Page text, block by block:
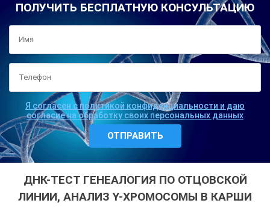
ПОЛУЧИТЬ БЕСПЛАТНУЮ КОНСУЛЬТАЦИЮ
Я согласен с политикой конфиденциальности и даю
согласие на обработку своих персональных данных
ДНК-ТЕСТ ГЕНЕАЛОГИЯ ПО ОТЦОВСКОЙ
ЛИНИИ, АНАЛИЗ Y-ХРОМОСОМЫ В КАРШИ